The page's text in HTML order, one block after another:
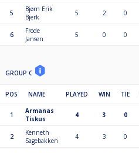
5
Bjørn Erik
Bjerk
5 2 0
6
Frode
Jansen
5 0 0
GROUP C
POS NAME PLAYED WIN TIE
1
Armanas
Tiskus
4 3 0
2
Kenneth
Sagebakken
4 3 0